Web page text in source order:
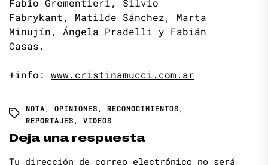
Fabio Grementieri, Silvio
Fabrykant, Matilde Sánchez, Marta
Minujín, Ángela Pradelli y Fabián
Casas.
+info: www.cristinamucci.com.ar
NOTA, OPINIONES, RECONOCIMIENTOS,
REPORTAJES, VIDEOS
Deja una respuesta
Tu dirección de correo electrónico no será